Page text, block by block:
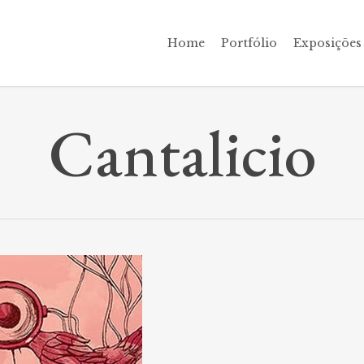
Home Portfólio Exposições
Cantalicio